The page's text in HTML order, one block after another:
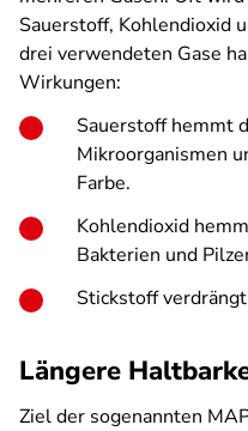
Sauerstoff, Kohlendioxid
drei verwendeten Gase
Wirkungen:
Sauerstoff hemmt
Mikroorganismen
Farbe.
Kohlendioxid
Bakterien und
Stickstoff
Längere
Ziel der sogenannten